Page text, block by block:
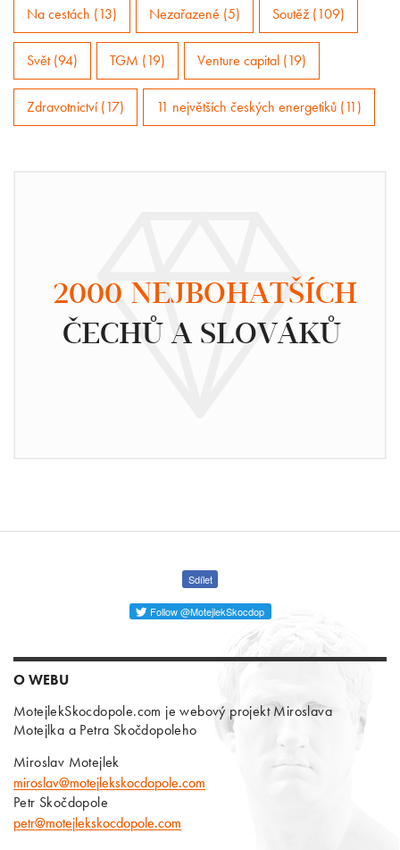
Na cestách (13) Nezařazené (5) Soutěž (109)
Svět (94) TGM (19) Venture capital (19)
Zdravotnictví (17) 11 největších českých energetiků (11)
2000 NEJBOHATŠÍCH
ČECHŮ A SLOVÁKŮ
Sdílet
Follow @MotejlekSkocdop
O WEBU
MotejlekSkocdopole.com je webový projekt Miroslava
Motejlka a Petra Skočdopoleho
Miroslav Motejlek
miroslav@motejlekskocdopole.com
Petr Skočdopole
petr@motejlekskocdopole.com